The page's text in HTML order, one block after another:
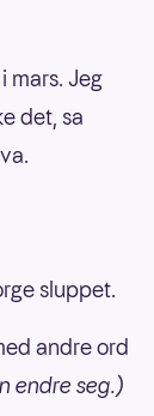
mars. Jeg
det, sa
sluppet.
andre ord
endre seg.)